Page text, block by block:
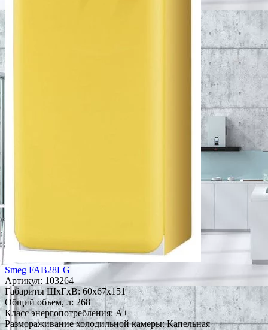
Smeg FAB28LG
Артикул: 103264
Габариты ШxГxВ: 60x67x151
Общий объем, л: 268
Класс энергопотребления: A+
Размораживание холодильной камеры: Капельная